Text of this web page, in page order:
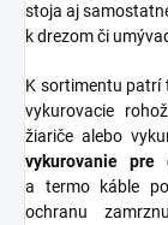
stoja aj
k drezom či
K sortimentu patrí
vykurovacie
žiariče alebo
vykurovanie pre
a termo káble
ochranu